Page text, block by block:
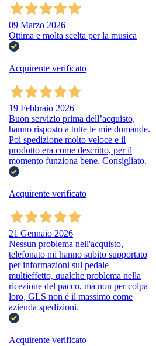
09 Marzo 2026
Ottima e molta scelta per la musica
Acquirente verificato
19 Febbraio 2026
Buon servizio prima dell’acquisto,
hanno risposto a tutte le mie domande.
Poi spedizione molto veloce e il
prodotto era come descritto, per il
momento funziona bene. Consigliato.
Acquirente verificato
21 Gennaio 2026
Nessun problema nell'acquisto,
telefonato mi hanno subito supportato
per informazioni sul pedale
multieffetto, qualche problema nella
ricezione del pacco, ma non per colpa
loro, GLS non è il massimo come
azienda spedizioni.
Acquirente verificato